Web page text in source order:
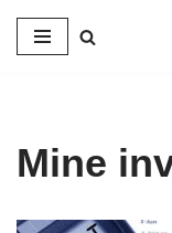
Spring
Mine